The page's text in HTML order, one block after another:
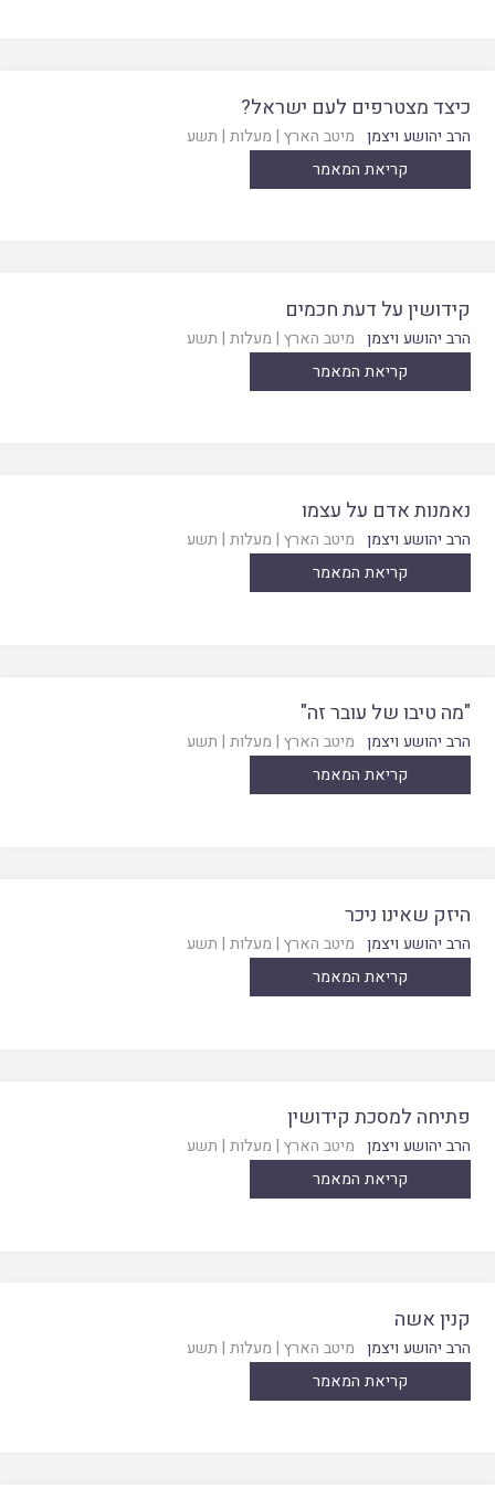
כיצד מצטרפים לעם ישראל?
הרב יהושע ויצמן מיטב הארץ | מעלות | תשע
קריאת המאמר
קידושין על דעת חכמים
הרב יהושע ויצמן מיטב הארץ | מעלות | תשע
קריאת המאמר
נאמנות אדם על עצמו
הרב יהושע ויצמן מיטב הארץ | מעלות | תשע
קריאת המאמר
"מה טיבו של עובר זה"
הרב יהושע ויצמן מיטב הארץ | מעלות | תשע
קריאת המאמר
היזק שאינו ניכר
הרב יהושע ויצמן מיטב הארץ | מעלות | תשע
קריאת המאמר
פתיחה למסכת קידושין
הרב יהושע ויצמן מיטב הארץ | מעלות | תשע
קריאת המאמר
קנין אשה
הרב יהושע ויצמן מיטב הארץ | מעלות | תשע
קריאת המאמר